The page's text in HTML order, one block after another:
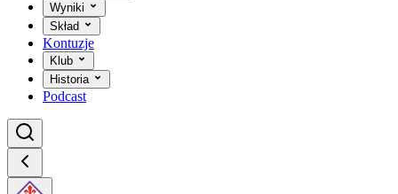
Wyniki
Skład
Kontuzje
Klub
Historia
Podcast